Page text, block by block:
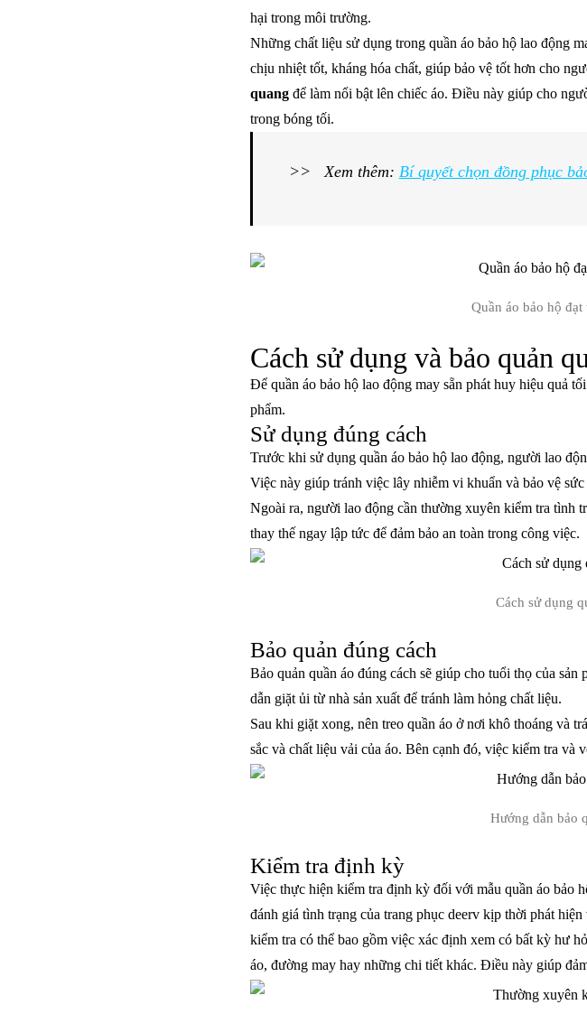
hại trong môi trường.
Những chất liệu sử dụng trong quần áo bảo hộ lao động
chịu nhiệt tốt, kháng hóa chất, giúp bảo vệ tốt hơn cho
quang để làm nổi bật lên chiếc áo. Điều này giúp cho
trong bóng tối.
>> Xem thêm: Bí quyết chọn đồng phục
Quần áo bảo hộ
Cách sử dụng và bảo quản
Để quần áo bảo hộ lao động may sẵn phát huy hiệu quả
phẩm.
Sử dụng đúng cách
Trước khi sử dụng quần áo bảo hộ lao động, người lao
Việc này giúp tránh việc lây nhiễm vi khuẩn và bảo vệ
Ngoài ra, người lao động cần thường xuyên kiểm tra tình
thay thế ngay lập tức để đảm bảo an toàn trong công việc.
Cách sử dụng
Bảo quản đúng cách
Bảo quản quần áo đúng cách sẽ giúp cho tuổi thọ của
dẫn giặt ủi từ nhà sản xuất để tránh làm hỏng chất liệu.
Sau khi giặt xong, nên treo quần áo ở nơi khô thoáng và
sắc và chất liệu vải của áo. Bên cạnh đó, việc kiểm tra và
Hướng dẫn bảo
Kiểm tra định kỳ
Việc thực hiện kiểm tra định kỳ đối với mẫu quần áo bảo
đánh giá tình trạng của trang phục deerv kịp thời phát hiện
kiểm tra có thể bao gồm việc xác định xem có bất kỳ hư
áo, đường may hay những chi tiết khác. Điều này giúp